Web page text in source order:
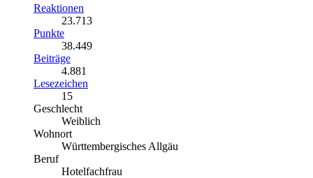
Reaktionen
23.713
Punkte
38.449
Beiträge
4.881
Lesezeichen
15
Geschlecht
Weiblich
Wohnort
Württembergisches Allgäu
Beruf
Hotelfachfrau